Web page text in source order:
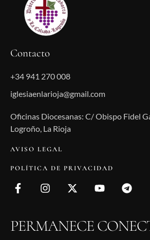
Contacto
+34 941 270 008
iglesiaenlarioja@gmail.com
Oficinas Diocesanas: C/ Obispo Fidel
Logroño, La Rioja
AVISO LEGAL
POLÍTICA DE PRIVACIDAD
PERMANECE